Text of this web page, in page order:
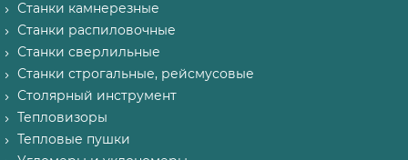
Станки камнерезные
Станки распиловочные
Станки сверлильные
Станки строгальные, рейсмусовые
Столярный инструмент
Тепловизоры
Тепловые пушки